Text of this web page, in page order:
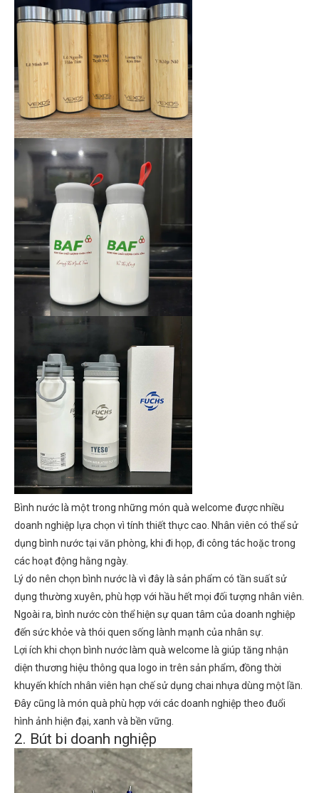
Bình nước là một trong những món quà welcome được nhiều
doanh nghiệp lựa chọn vì tính thiết thực cao. Nhân viên có thể sử
dụng bình nước tại văn phòng, khi đi họp, đi công tác hoặc trong
các hoạt động hằng ngày.
Lý do nên chọn bình nước là vì đây là sản phẩm có tần suất sử
dụng thường xuyên, phù hợp với hầu hết mọi đối tượng nhân viên.
Ngoài ra, bình nước còn thể hiện sự quan tâm của doanh nghiệp
đến sức khỏe và thói quen sống lành mạnh của nhân sự.
Lợi ích khi chọn bình nước làm quà welcome là giúp tăng nhận
diện thương hiệu thông qua logo in trên sản phẩm, đồng thời
khuyến khích nhân viên hạn chế sử dụng chai nhựa dùng một lần.
Đây cũng là món quà phù hợp với các doanh nghiệp theo đuổi
hình ảnh hiện đại, xanh và bền vững.
2. Bút bi doanh nghiệp